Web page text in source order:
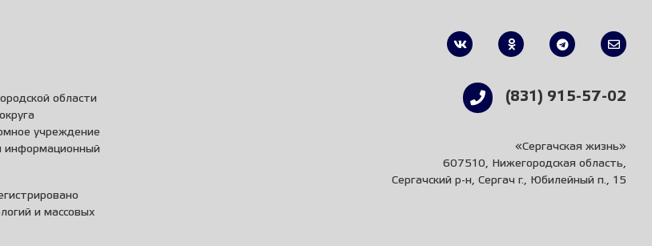
области
учреждение
информационный
и массовых
(831) 915-57-02
«Сергачская жизнь»
607510, Нижегородская область,
Сергачский р-н, Сергач г., Юбилейный п., 15